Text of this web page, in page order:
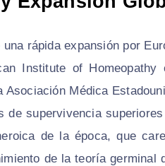
rápida expansión por
Institute of
Médica
supervivencia
de la época, que
de la teoría germinal